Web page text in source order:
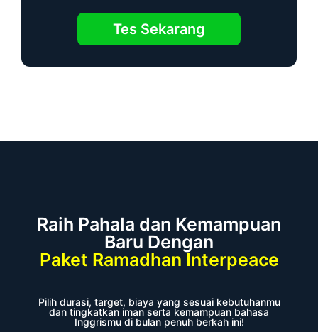
Tes Sekarang
Raih Pahala dan Kemampuan
Baru Dengan
Paket Ramadhan Interpeace
Pilih durasi, target, biaya yang sesuai kebutuhanmu
dan tingkatkan iman serta kemampuan bahasa
Inggrismu di bulan penuh berkah ini!